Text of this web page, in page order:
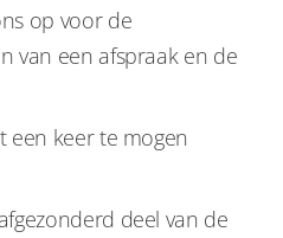
op voor de
van een afspraak en de
een keer te mogen
deel van de